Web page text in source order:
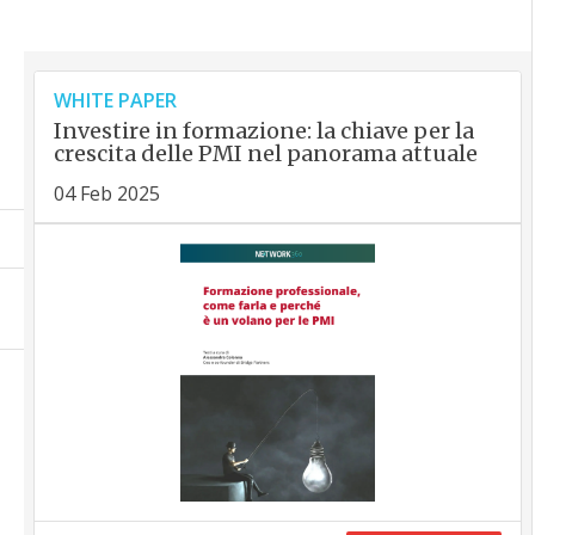
WHITE PAPER
Investire in formazione: la chiave per la
crescita delle PMI nel panorama attuale
04 Feb 2025